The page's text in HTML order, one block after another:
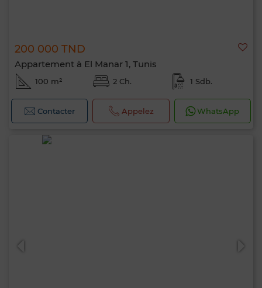
200 000 TND
Appartement à El Manar 1, Tunis
100 m² 2 Ch. 1 Sdb.
Contacter Appelez WhatsApp